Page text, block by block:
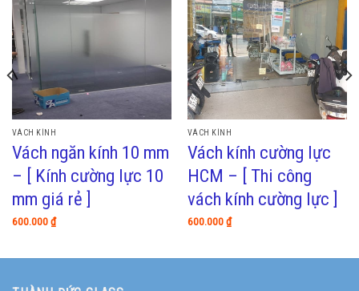
VÁCH KÍNH
Vách ngăn kính 10 mm
– [ Kính cường lực 10
mm giá rẻ ]
600.000₫
VÁCH KÍNH
Vách kính cường lực
HCM – [ Thi công
vách kính cường lực ]
600.000₫